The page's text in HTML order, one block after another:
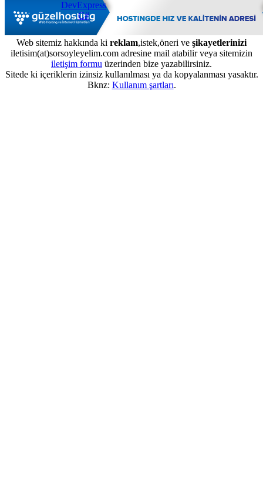
DevExpress
C#
Web sitemiz hakkında ki reklam,istek,öneri ve şikayetlerinizi
iletisim(at)sorsoyleyelim.com adresine mail atabilir veya sitemizin
iletişim formu üzerinden bize yazabilirsiniz.
Sitede ki içeriklerin izinsiz kullanılması ya da kopyalanması yasaktır.
Bknz: Kullanım şartları.